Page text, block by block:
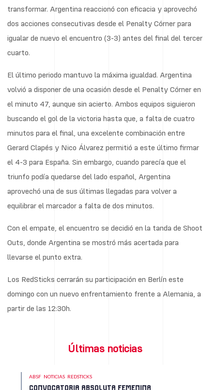
transformar. Argentina reaccionó con eficacia y aprovechó
dos acciones consecutivas desde el Penalty Córner para
igualar de nuevo el encuentro (3-3) antes del final del tercer
cuarto.
El último periodo mantuvo la máxima igualdad. Argentina
volvió a disponer de una ocasión desde el Penalty Córner en
el minuto 47, aunque sin acierto. Ambos equipos siguieron
buscando el gol de la victoria hasta que, a falta de cuatro
minutos para el final, una excelente combinación entre
Gerard Clapés y Nico Álvarez permitió a este último firmar
el 4-3 para España. Sin embargo, cuando parecía que el
triunfo podía quedarse del lado español, Argentina
aprovechó una de sus últimas llegadas para volver a
equilibrar el marcador a falta de dos minutos.
Con el empate, el encuentro se decidió en la tanda de Shoot
Outs, donde Argentina se mostró más acertada para
llevarse el punto extra.
Los RedSticks cerrarán su participación en Berlín este
domingo con un nuevo enfrentamiento frente a Alemania, a
partir de las 12:30h.
Últimas noticias
ABSF NOTICIAS REDSTICKS
CONVOCATORIA ABSOLUTA FEMENINA